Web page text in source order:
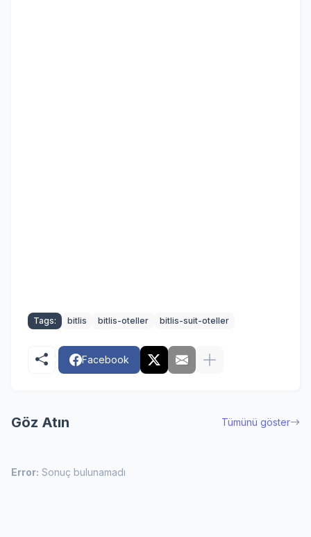
Tags: bitlis bitlis-oteller bitlis-suit-oteller
Facebook
Göz Atın Tümünü göster
Error: Sonuç bulunamadı